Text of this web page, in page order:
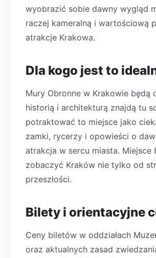
wyobrazić sobie dawny wygląd
raczej kameralną i wartościową
atrakcje Krakowa.
Dla kogo jest to
Mury Obronne w Krakowie
historią i architekturą znajdą tu
potraktować to miejsce jako
zamki, rycerzy i opowieści o
atrakcja w sercu miasta.
zobaczyć Kraków nie tylko od
przeszłości.
Bilety i orientacyjne
Ceny biletów w oddziałach
oraz aktualnych zasad